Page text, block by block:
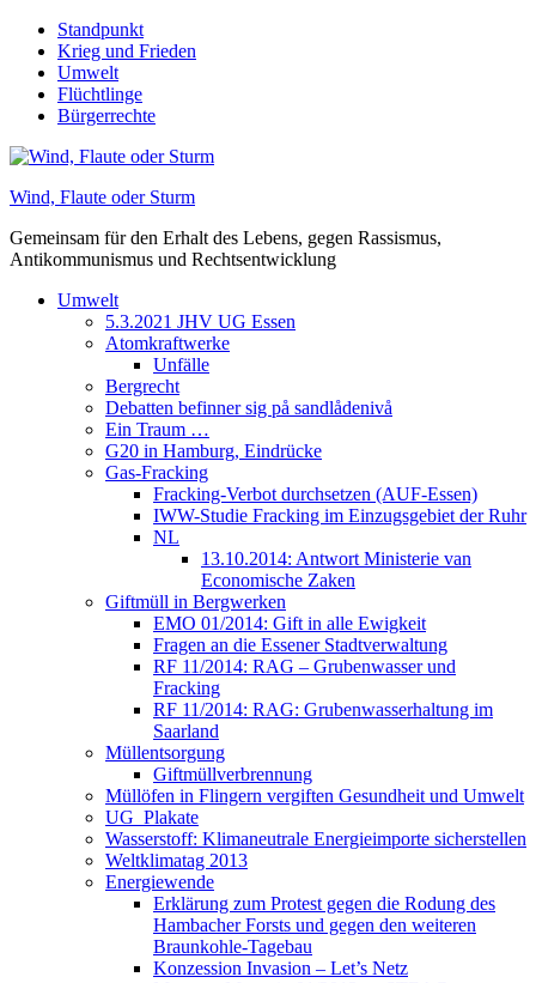
Skip
content
Standpunkt
Krieg und Frieden
Umwelt
Flüchtlinge
Bürgerrechte
Wind, Flaute oder Sturm
Gemeinsam für den Erhalt des Lebens, gegen Rassismus,
Antikommunismus und Rechtsentwicklung
Umwelt
5.3.2021 JHV UG Essen
Atomkraftwerke
Unfälle
Bergrecht
Debatten befinner sig på sandlådenivå
Ein Traum …
G20 in Hamburg, Eindrücke
Gas-Fracking
Fracking-Verbot durchsetzen (AUF-Essen)
IWW-Studie Fracking im Einzugsgebiet der Ruhr
NL
13.10.2014: Antwort Ministerie van
Economische Zaken
Giftmüll in Bergwerken
EMO 01/2014: Gift in alle Ewigkeit
Fragen an die Essener Stadtverwaltung
RF 11/2014: RAG – Grubenwasser und
Fracking
RF 11/2014: RAG: Grubenwasserhaltung im
Saarland
Müllentsorgung
Giftmüllverbrennung
Müllöfen in Flingern vergiften Gesundheit und Umwelt
UG_Plakate
Wasserstoff: Klimaneutrale Energieimporte sicherstellen
Weltklimatag 2013
Energiewende
Erklärung zum Protest gegen die Rodung des
Hambacher Forsts und gegen den weiteren
Braunkohle-Tagebau
Konzession Invasion – Let’s Netz